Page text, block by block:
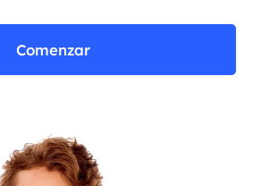
Comenzar